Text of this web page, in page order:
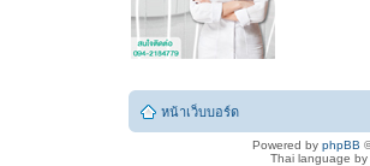
หน้าเว็บบอร์ด
Powered by phpBB
Thai language by